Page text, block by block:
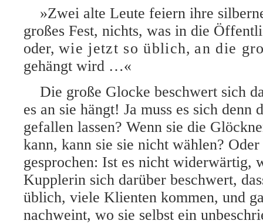
»Zwei alte Leute feiern ihre
großes Fest, nichts, was in die
oder, wie jetzt so üblich, an die
gehängt wird …«
Die große Glocke beschwert sich
es an sie hängt! Ja muss es sich denn
gefallen lassen? Wenn sie die
kann, kann sie sie nicht wählen?
gesprochen: Ist es nicht widerwärtig,
Kupplerin sich darüber beschwert,
üblich, viele Klienten kommen, und
nachweint, wo sie selbst ein